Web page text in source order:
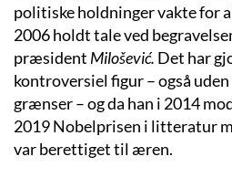
politiske holdninger vakte for
2006 holdt tale ved
præsident Milošević. Det har
kontroversiel figur – også
grænser – og da han i 2014
2019 Nobelprisen i litteratur
var berettiget til æren.